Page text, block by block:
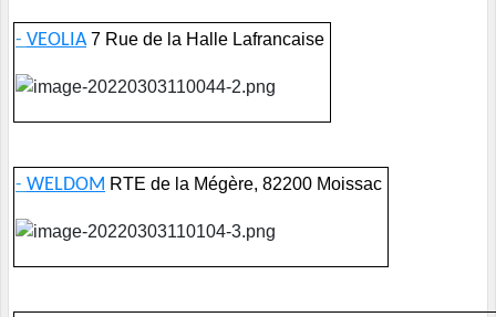
- VEOLIA 7 Rue de la Halle Lafrancaise
- WELDOM RTE de la Mégère, 82200 Moissac